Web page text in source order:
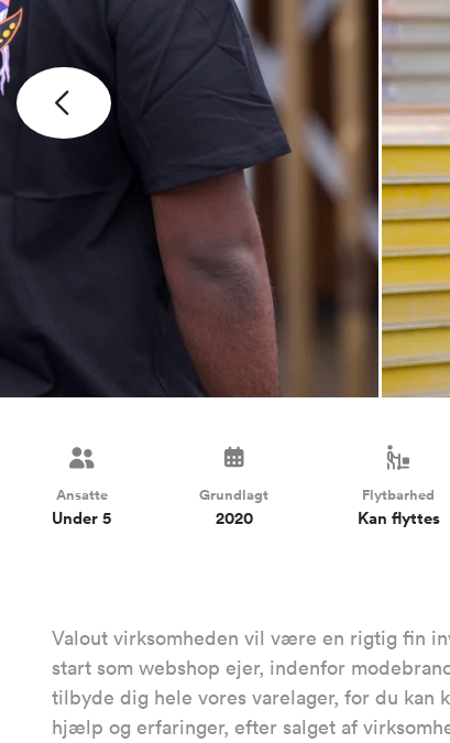
Ansatte
Under 5
Grundlagt
2020
Flytbarhed
Kan flyttes
Valout virksomheden vil være en rigtig fin
start som webshop ejer, indenfor
tilbyde dig hele vores varelager, for du kan
hjælp og erfaringer, efter salget af